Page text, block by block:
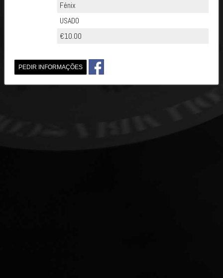
Fénix
USADO
€10.00
PEDIR INFORMAÇÕES